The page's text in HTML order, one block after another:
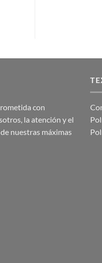
con
la atención y el
nuestras máximas